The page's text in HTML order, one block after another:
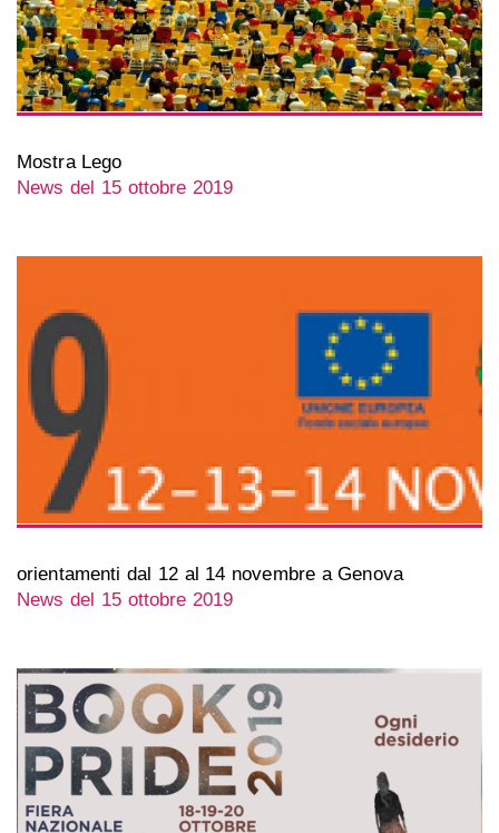
Mostra Lego
News del 15 ottobre 2019
orientamenti dal 12 al 14 novembre a Genova
News del 15 ottobre 2019